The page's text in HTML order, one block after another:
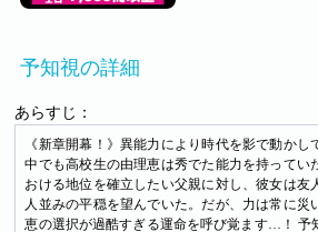
予知視の詳細
あらすじ：
《新章開幕！》異能力により時代を影で動か
中でも高校生の由理恵は秀でた能力を持ってい
おける地位を確立したい父親に対し、彼女は友
人並みの平穏を望んでいた。だが、力は常に
恵の選択が過酷すぎる運命を呼び覚ます…！ 予